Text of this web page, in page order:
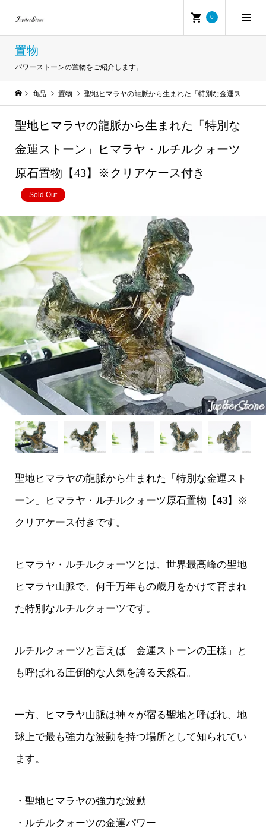
0
置物
パワーストーンの置物をご紹介します。
商品 置物 聖地ヒマラヤの龍脈から生まれた「特別な金運ストーン」ヒマラヤ・ルチルクォーツ原石置物【43】※クリアケース付き
聖地ヒマラヤの龍脈から生まれた「特別な
金運ストーン」ヒマラヤ・ルチルクォーツ
原石置物【43】※クリアケース付き
Sold Out
聖地ヒマラヤの龍脈から生まれた「特別な金運スト
ーン」ヒマラヤ・ルチルクォーツ原石置物【43】※
クリアケース付きです。
ヒマラヤ・ルチルクォーツとは、世界最高峰の聖地
ヒマラヤ山脈で、何千万年もの歳月をかけて育まれ
た特別なルチルクォーツです。
ルチルクォーツと言えば「金運ストーンの王様」と
も呼ばれる圧倒的な人気を誇る天然石。
一方、ヒマラヤ山脈は神々が宿る聖地と呼ばれ、地
球上で最も強力な波動を持つ場所として知られてい
ます。
・聖地ヒマラヤの強力な波動
・ルチルクォーツの金運パワー